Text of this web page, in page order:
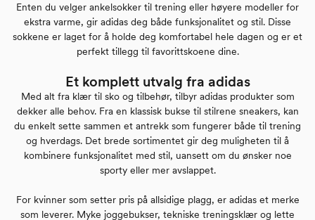
Enten du velger ankelsokker til trening eller høyere modeller for
ekstra varme, gir adidas deg både funksjonalitet og stil. Disse
sokkene er laget for å holde deg komfortabel hele dagen og er et
perfekt tillegg til favorittskoene dine.
Et komplett utvalg fra adidas
Med alt fra klær til sko og tilbehør, tilbyr adidas produkter som
dekker alle behov. Fra en klassisk bukse til stilrene sneakers, kan
du enkelt sette sammen et antrekk som fungerer både til trening
og hverdags. Det brede sortimentet gir deg muligheten til å
kombinere funksjonalitet med stil, uansett om du ønsker noe
sporty eller mer avslappet.
For kvinner som setter pris på allsidige plagg, er adidas et merke
som leverer. Myke joggebukser, tekniske treningsklær og lette